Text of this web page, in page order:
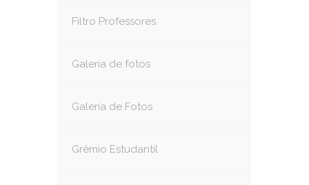
Filtro Professores
Galeria de fotos
Galeria de Fotos
Grêmio Estudantil